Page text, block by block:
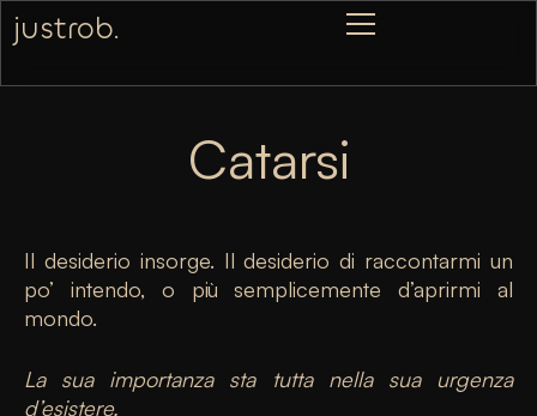
justrob.
Catarsi
Il desiderio insorge. Il desiderio di raccontarmi un
po’ intendo, o più semplicemente d’aprirmi al
mondo.
La sua importanza sta tutta nella sua urgenza
d’esistere.